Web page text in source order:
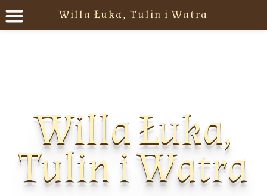
Willa Łuka,
Tulin i Watra
Willa Łuka, Tulin i Watra